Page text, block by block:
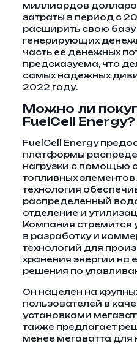
миллиардов
затраты в период с
расширить свою базу
генерирующих
часть ее денежных
предсказуема, что
самых надежных
2022 году.
Можно ли
FuelCell Energy?
FuelCell Energy
платформы
нагрузки с помощью
топливных
технология
распределенный
отделение и
Компания стремится
в разработку и
технологий для
хранения энергии на
решения по
Он нацелен на
пользователей в
установками
также предлагает
менее мегаватта для